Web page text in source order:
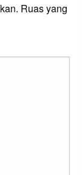
Ruas yang